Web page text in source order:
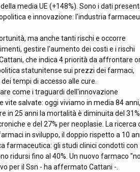
media UE (+148%). Sono i dati
e innovazione: l'industria
ma anche tanti rischi e occorre
gestire l'aumento dei costi e i rischi
che indica 4 priorità da affrontare
statunitense sui prezzi dei farmaci,
tempi di accesso alle cure.
come i traguardi dell'innovazione
salvate: oggi viviamo in media 84
in 25 anni la mortalità è diminuita del
e del 27% per neoplasie. La ricerca
in sviluppo, il doppio rispetto a 10
farmaceutica: gli studi clinici condotti con
ridursi fino al 40%. Un nuovo farmaco
per il Ssn - ha affermato Cattani -.